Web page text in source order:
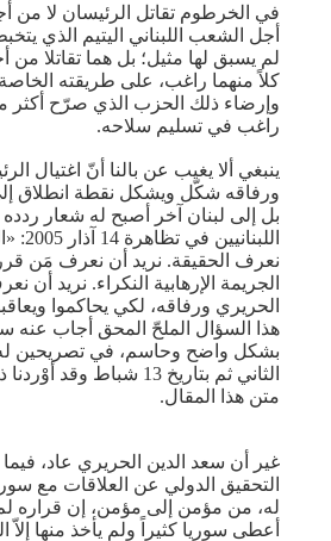
في الخرطوم تقاتل الرئيسان لا من
أجل الشعب اللبناني اليتيم الذي
لم يسبق لها مثيل؛ بل هما تقاتلا من
كلاً منهما راغب، على طريقته
وإرضاء ذلك الحزب الذي صرّح أكثر
راغب في تسليم سلاحه.
ينبغي ألا يغيب عن بالنا أنّ اغتيال
ورفاقه شكّل ويشكل نقطة انطلاق
بل إلى لبنان آخر أصبح له شعار
نعرف الحقيقة. نريد أن نعرف مَن
الجريمة الإرهابية النكراء. نريد
الحريري ورفاقه، لكي يحاكموا
هذا السؤال الملحّ المحق أجاب عنه
الثاني ثم بتاريخ 13 شباط
متن هذا المقال.
غير أن سعد الدين الحريري عاد،
التحقيق الدولي عن العلاقات مع
له، من مؤمن إلى مؤمن، إن قراره
أعطى سوريا كثيراً ولم يأخذ منها إلاّ